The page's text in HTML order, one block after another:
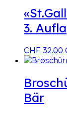
3.
CHF32.00
Bär